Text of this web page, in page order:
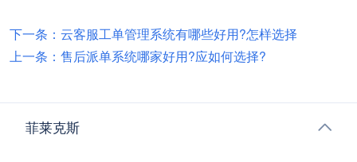
下一条：云客服工单管理系统有哪些好用?怎样选择
上一条：售后派单系统哪家好用?应如何选择?
菲莱克斯